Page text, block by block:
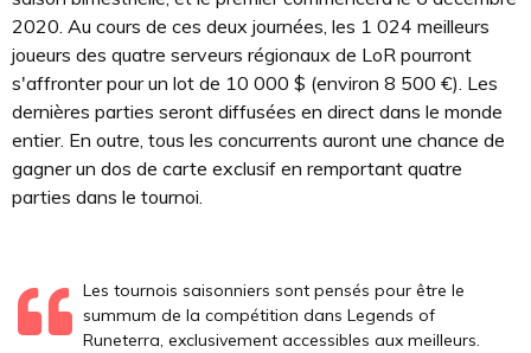
2020. Au cours de ces deux journées, les 1 024 meilleurs
joueurs des quatre serveurs régionaux de LoR pourront
s'affronter pour un lot de 10 000 $ (environ 8 500 €). Les
dernières parties seront diffusées en direct dans le monde
entier. En outre, tous les concurrents auront une chance de
gagner un dos de carte exclusif en remportant quatre
parties dans le tournoi.
Les tournois saisonniers sont pensés pour être le
summum de la compétition dans Legends of
Runeterra, exclusivement accessibles aux meilleurs.